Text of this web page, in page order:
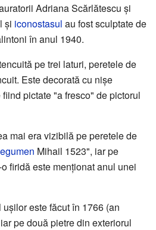
Adriana Scărlătescu și
și iconostasul au fost sculptate de
în anul 1940.
pe trei laturi, peretele de
Este decorată cu nișe
pictate "a fresco" de pictorul
mai era vizibilă pe peretele de
egumen Mihail 1523", iar pe
firidă este menționat anul unei
este făcut în 1766 (an
pe două pietre din exteriorul